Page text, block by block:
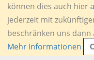
können dies auch hier
jederzeit mit
beschränken uns dann
Mehr Informationen